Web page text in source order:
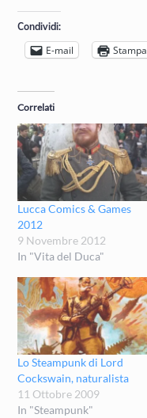
Condividi:
E-mail Stampa
Correlati
Lucca Comics & Games
2012
9 Novembre 2012
In "Vita del Duca"
Lo Steampunk di Lord
Cockswain, naturalista
11 Ottobre 2009
In "Steampunk"